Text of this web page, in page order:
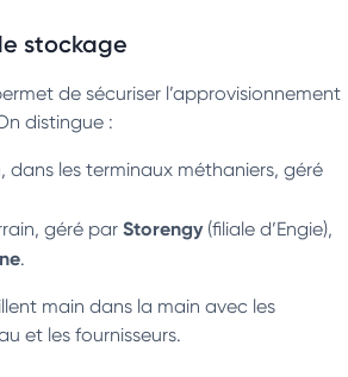
stockage
de sécuriser l’approvisionnement
distingue :
dans les terminaux méthaniers, géré
géré par Storengy(filiale d’Engie),
.
main dans la main avec les
et les fournisseurs.